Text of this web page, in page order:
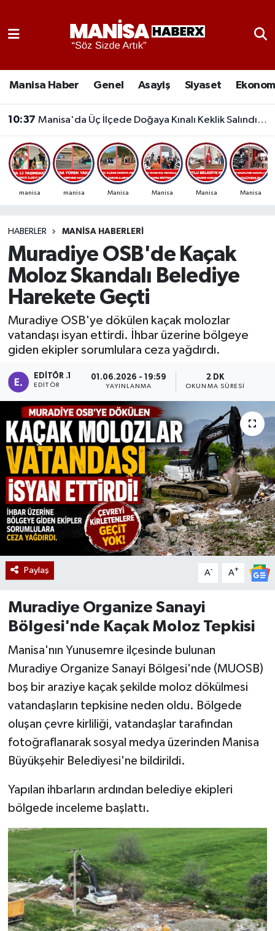
Manisa Haber Genel Asayiş Siyaset
10:37 Manisa'da Üç İlçede Doğaya Kınalı Keklik Salındı: Tarım Zararlılarına Karşı Etkili
manisa manisa Manisa Manisa Manisa Manisa
HABERLER MANISA HABERLERI
Muradiye OSB'de Kaçak
Moloz Skandalı Belediye
Harekete Geçti
Muradiye OSB'ye dökülen kaçak molozlar
vatandaşı isyan ettirdi. İhbar üzerine bölgeye
giden ekipler sorumlulara ceza yağdırdı.
EDITÖR .1
EDITÖR
01.06.2026 - 19:59
YAYINLANMA
2 DK
OKUNMA SÜRESI
Paylaş A- A+
Muradiye Organize Sanayi
Bölgesi'nde Kaçak Moloz Tepkisi
Manisa'nın Yunusemre ilçesinde bulunan
Muradiye Organize Sanayi Bölgesi'nde (MUOSB)
boş bir araziye kaçak şekilde moloz dökülmesi
vatandaşların tepkisine neden oldu. Bölgede
oluşan çevre kirliliği, vatandaşlar tarafından
fotoğraflanarak sosyal medya üzerinden Manisa
Büyükşehir Belediyesi'ne bildirildi.
Yapılan ihbarların ardından belediye ekipleri
bölgede inceleme başlattı.
Genel
Güncel
Kültür-Sanat
Manisa Haber
Manisaspor
Sağlık
Siyaset
Yaşam
Gizlilik Sözleşmesi
İletişim
Manisa Nöbetçi Eczaneler
Manisa Trafik Yoğunluk Haritası
Süper Lig Puan Durumu ve Fikstür
Son Dakika Haberleri
Haber Arşivi